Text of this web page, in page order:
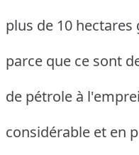
plus de 10
parce que ce sont
de pétrole à
considérable et en